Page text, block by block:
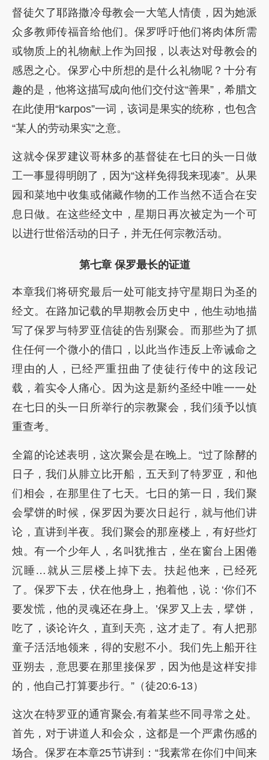
督徒欠了耶路撒冷母教会一大笔人情债，因为她派
众多教师传福音给他们。保罗呼吁他们将肉体所需
或物质上的礼物献上作为回报，以表达对母教会的
感恩之心。保罗心中所想的是什么礼物呢？十分有
趣的是，他将这描写成向他们交付这“善果”，希腊文
在此使用“karpos”一词，该词是果实的统称，也包含
“某人的劳动果实”之意。
这就令保罗建议哥林多的基督徒在七日的头一日做
工一事显得明朗了，因为“这样免得我来现凑”。从果
园和菜地中收集或储藏作物的工作当然不适合在安
息日做。在这些经文中，星期日再次被定为一个可
以进行世俗活动的日子，并无任何宗教活动。
第七章 保罗最长的证道
本章我们将研究最后一处可能支持守星期日为圣的
经文。在路加记载的早期教会历史中，他生动地描
写了保罗与特罗亚信徒的告别聚会。而那些为了抓
住任何一个微小的借口，以此当作违反上帝诫命之
理由的人，已经严重扭曲了使徒行传中的这段记
载，着实令人痛心。因为这是新约圣经中唯一一处
在七日的头一日所举行的宗教聚会，我们须予以慎
重查考。
全篇的论述表明，这次聚会是在晚上。“过了除酵的
日子，我们从腓立比开船，五天到了特罗亚，和他
们相会，在那里住了七天。七日的第一日，我们聚
会擘饼的时候，保罗因为要次日起行，就与他们讲
论，直讲到半夜。我们聚会的那座楼上，有好些灯
烛。有一个少年人，名叫犹推古，坐在窗台上困倦
沉睡…就从三层楼上掉下去。扶起他来，已经死
了。保罗下去，伏在他身上，抱着他，说：‘你们不
要发慌，他的灵魂还在身上。’保罗又上去，擘饼，
吃了，谈论许久，直到天亮，这才走了。有人把那
童子活活地领来，得的安慰不小。我们先上船开往
亚朔去，意思要在那里接保罗，因为他是这样安排
的，他自己打算要步行。”（徒20:6-13）
这次在特罗亚的通宵聚会,有着某些不同寻常之处。
首先，对于讲道人和会众，这都是一个严肃伤感的
场合。保罗在本章25节讲到：“我素常在你们中间来